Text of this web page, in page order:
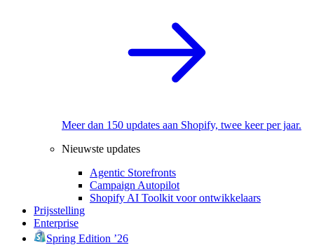
Meer dan 150 updates aan Shopify, twee keer per jaar.
Nieuwste updates
Agentic Storefronts
Campaign Autopilot
Shopify AI Toolkit voor ontwikkelaars
Prijsstelling
Enterprise
Spring Edition ’26